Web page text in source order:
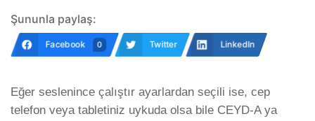
Şununla paylaş:
Facebook 0 Twitter LinkedIn
Eğer seslenince çalıştır ayarlardan seçili ise, cep
telefon veya tabletiniz uykuda olsa bile CEYD-A ya